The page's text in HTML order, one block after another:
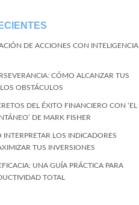
DE ACCIONES CON INTELIGENCIA
CÓMO ALCANZAR TUS
OBSTÁCULOS
DEL ÉXITO FINANCIERO CON ‘EL
DE MARK FISHER
LOS INDICADORES
TUS INVERSIONES
UNA GUÍA PRÁCTICA PARA
TOTAL